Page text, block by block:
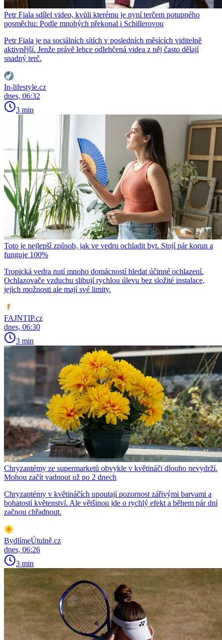
Petr Fiala sdílel video, kvůli kterému je nyní terčem potupného
posměchu: Podle mnohých překonal i Schillerovou
Petr Fiala je na sociálních sítích v posledních měsících viditelně
aktivnější. Jenže právě lehce odlehčená videa z něj často dělají
snadný terč.
In-lifestyle.cz
dnes, 06:32
3 min
Toto je nejlepší způsob, jak ve vedru ochladit byt. Stojí pár korun a
funguje 100%
Tropická vedra nutí mnoho domácností hledat účinné ochlazení.
Ochlazovače vzduchu slibují rychlou úlevu bez složité instalace,
jejich možnosti ale mají své limity.
FAJNTIP.cz
dnes, 06:30
3 min
Chryzantémy ze supermarketů obvykle v květináči dlouho nevydrží.
Mohou začít vadnout už po 2 dnech
Chryzantémy v květináčích upoutají pozornost zářivými barvami a
bohatostí květenství. Ale většinou jde o rychlý efekt a během pár dní
začnou chřadnout.
BydlímeÚtulně.cz
dnes, 06:26
3 min